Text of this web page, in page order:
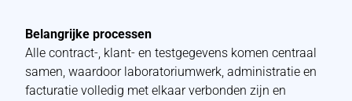
Belangrijke processen
Alle contract-, klant- en testgegevens komen centraal
samen, waardoor laboratoriumwerk, administratie en
facturatie volledig met elkaar verbonden zijn en